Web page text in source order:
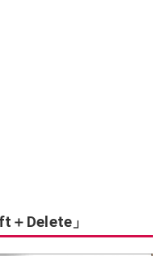
＋Delete」